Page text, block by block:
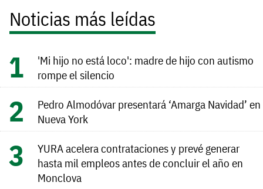
Noticias más leídas
'Mi hijo no está loco': madre de hijo con autismo
rompe el silencio
Pedro Almodóvar presentará ‘Amarga Navidad’ en
Nueva York
YURA acelera contrataciones y prevé generar
hasta mil empleos antes de concluir el año en
Monclova